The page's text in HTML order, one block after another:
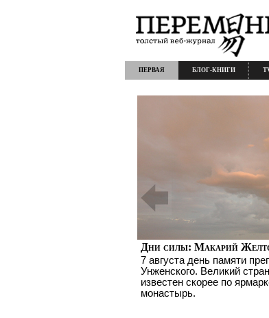
ПЕРВАЯ БЛОГ-КНИГИ
Дни силы: Макарий
7 августа день памяти
Унженского. Великий
известен скорее по
монастырь.